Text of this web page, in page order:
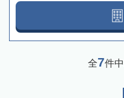
全7件中